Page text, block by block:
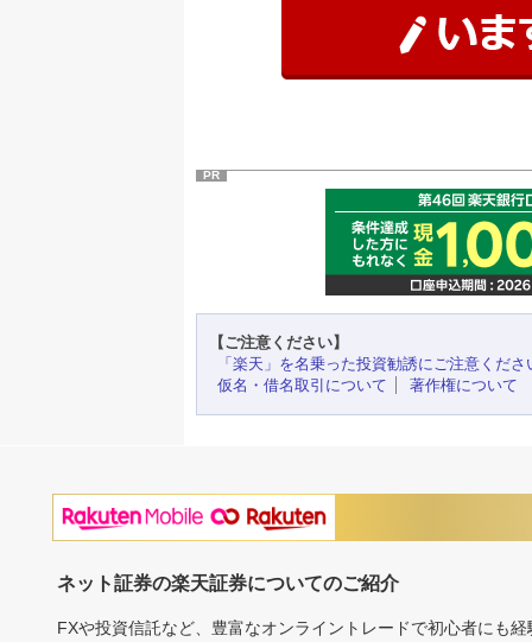
PR
【ご注意ください】
「楽天」を名乗った投資勧誘にご注意くださ
仮名・借名取引について
著作権について
ネット証券の楽天証券についてのご紹介
FXや投資信託など、豊富なオンライントレードで初心者にも